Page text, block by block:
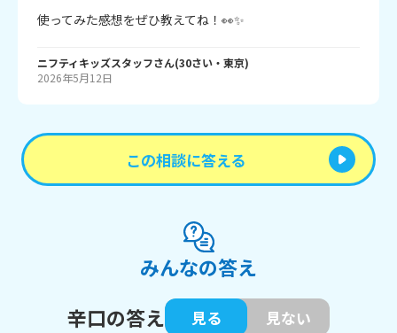
使ってみた感想をぜひ教えてね！👀✨
ニフティキッズスタッフさん(30さい・ 東京)
2026年5月12日
この相談に答える
みんなの答え
辛口の答え
見る 見ない